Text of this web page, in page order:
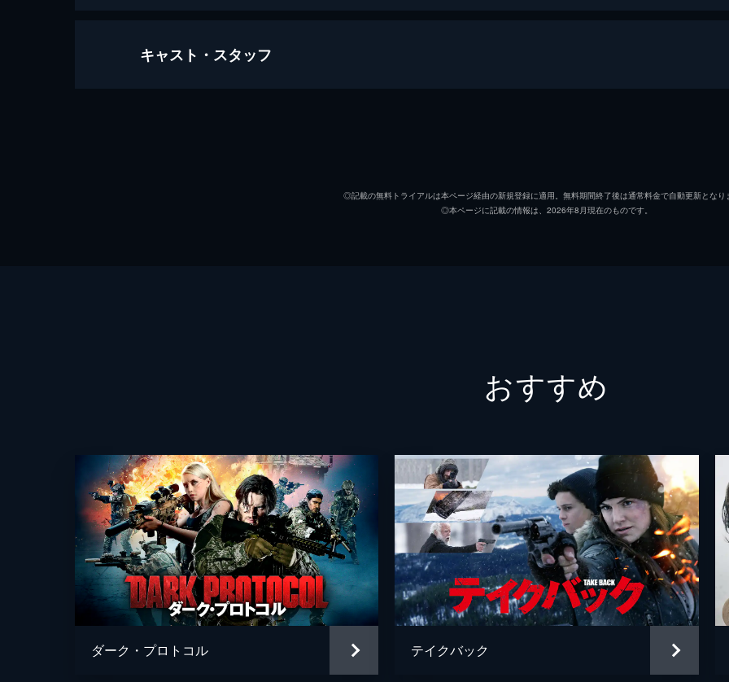
アルティメット・ソルジャー
キャスト・スタッフ
マイケル・パレ
ダニエル・ジリーリ
ジョニー・ストロング
音楽 ジョニー・ストロング
製作 ダニエル・ジリーリ
◎記載の無料トライアルは本ページ経由の新規登録に適用。無料期間終了後は通常料金で自動更新となり
◎本ページに記載の情報は、2026年8月現在のものです。
おすすめ
ダーク・プロトコル テイクバック